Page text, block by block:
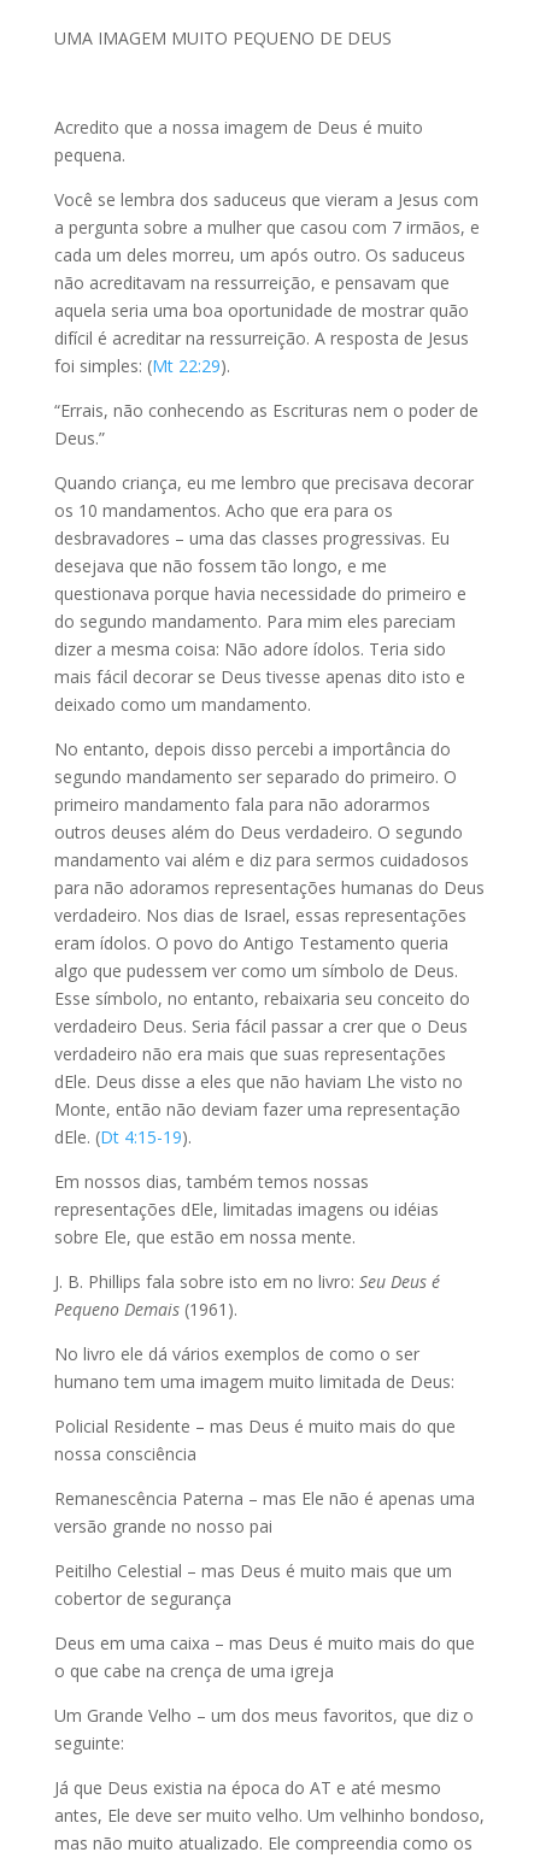
UMA IMAGEM MUITO PEQUENO DE DEUS
Acredito que a nossa imagem de Deus é muito
pequena.
Você se lembra dos saduceus que vieram a Jesus com
a pergunta sobre a mulher que casou com 7 irmãos, e
cada um deles morreu, um após outro. Os saduceus
não acreditavam na ressurreição, e pensavam que
aquela seria uma boa oportunidade de mostrar quão
difícil é acreditar na ressurreição. A resposta de Jesus
foi simples: (Mt 22:29).
“Errais, não conhecendo as Escrituras nem o poder de
Deus.”
Quando criança, eu me lembro que precisava decorar
os 10 mandamentos. Acho que era para os
desbravadores – uma das classes progressivas. Eu
desejava que não fossem tão longo, e me
questionava porque havia necessidade do primeiro e
do segundo mandamento. Para mim eles pareciam
dizer a mesma coisa: Não adore ídolos. Teria sido
mais fácil decorar se Deus tivesse apenas dito isto e
deixado como um mandamento.
No entanto, depois disso percebi a importância do
segundo mandamento ser separado do primeiro. O
primeiro mandamento fala para não adorarmos
outros deuses além do Deus verdadeiro. O segundo
mandamento vai além e diz para sermos cuidadosos
para não adoramos representações humanas do Deus
verdadeiro. Nos dias de Israel, essas representações
eram ídolos. O povo do Antigo Testamento queria
algo que pudessem ver como um símbolo de Deus.
Esse símbolo, no entanto, rebaixaria seu conceito do
verdadeiro Deus. Seria fácil passar a crer que o Deus
verdadeiro não era mais que suas representações
dEle. Deus disse a eles que não haviam Lhe visto no
Monte, então não deviam fazer uma representação
dEle. (Dt 4:15-19).
Em nossos dias, também temos nossas
representações dEle, limitadas imagens ou idéias
sobre Ele, que estão em nossa mente.
J. B. Phillips fala sobre isto em no livro: Seu Deus é
Pequeno Demais (1961).
No livro ele dá vários exemplos de como o ser
humano tem uma imagem muito limitada de Deus:
Policial Residente – mas Deus é muito mais do que
nossa consciência
Remanescência Paterna – mas Ele não é apenas uma
versão grande no nosso pai
Peitilho Celestial – mas Deus é muito mais que um
cobertor de segurança
Deus em uma caixa – mas Deus é muito mais do que
o que cabe na crença de uma igreja
Um Grande Velho – um dos meus favoritos, que diz o
seguinte:
Já que Deus existia na época do AT e até mesmo
antes, Ele deve ser muito velho. Um velhinho bondoso,
mas não muito atualizado. Ele compreendia como os